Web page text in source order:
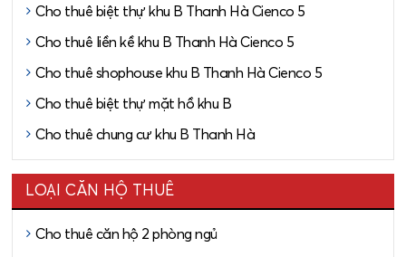
Cho thuê biệt thự khu B Thanh Hà Cienco 5
Cho thuê liền kề khu B Thanh Hà Cienco 5
Cho thuê shophouse khu B Thanh Hà Cienco 5
Cho thuê biệt thự mặt hồ khu B
Cho thuê chung cư khu B Thanh Hà
LOẠI CĂN HỘ THUÊ
Cho thuê căn hộ 2 phòng ngủ